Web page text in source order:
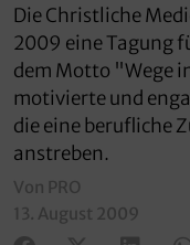
Die Christliche
2009 eine Tagung
dem Motto "Wege
motivierte und
die eine berufliche
anstreben.
Von PRO
13. August 2009